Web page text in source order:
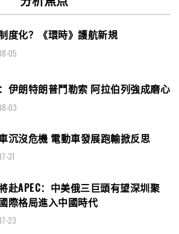
度化？《環時》護航新規
05
伊朗特朗普鬥勒索 阿拉伯列強成磨心
03
沉沒危機 電動車發展跑輸掀反思
31
赴APEC：中美俄三巨頭有望深圳聚
際格局進入中國時代
23